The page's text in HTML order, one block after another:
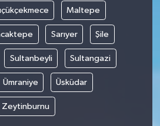
Maltepe
Sarıyer Şile
Sultanbeyli Sultangazi
Ümraniye Üsküdar
Zeytinburnu